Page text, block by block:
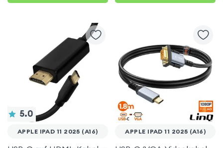
5.0
APPLE IPAD 11 2025 (A16) APPLE IPAD 11 2025 (A16)